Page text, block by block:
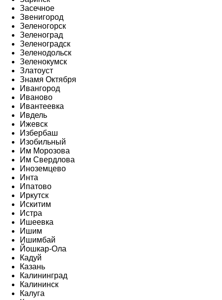
Засечное
Звенигород
Зеленогорск
Зеленоград
Зеленоградск
Зеленодольск
Зеленокумск
Златоуст
Знамя Октября
Ивангород
Иваново
Ивантеевка
Ивдель
Ижевск
Избербаш
Изобильный
Им Морозова
Им Свердлова
Иноземцево
Инта
Ипатово
Иркутск
Искитим
Истра
Ишеевка
Ишим
Ишимбай
Йошкар-Ола
Кадуй
Казань
Калининград
Калининск
Калуга